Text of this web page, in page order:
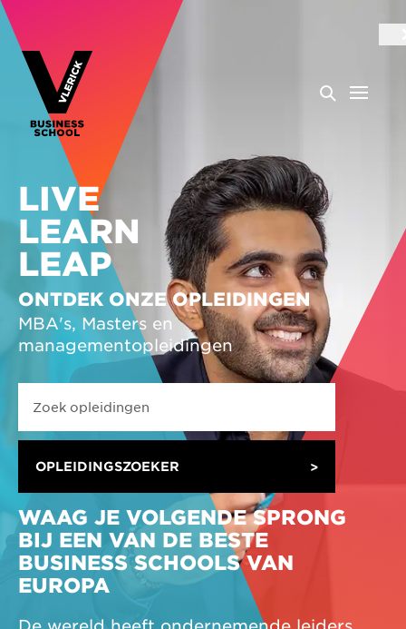
LIVE
LEARN
LEAP
ONTDEK ONZE OPLEIDINGEN
MBA's, Masters en
managementopleidingen
OPLEIDINGSZOEKER
WAAG JE VOLGENDE SPRONG
BIJ EEN VAN DE BESTE
BUSINESS SCHOOLS VAN
EUROPA